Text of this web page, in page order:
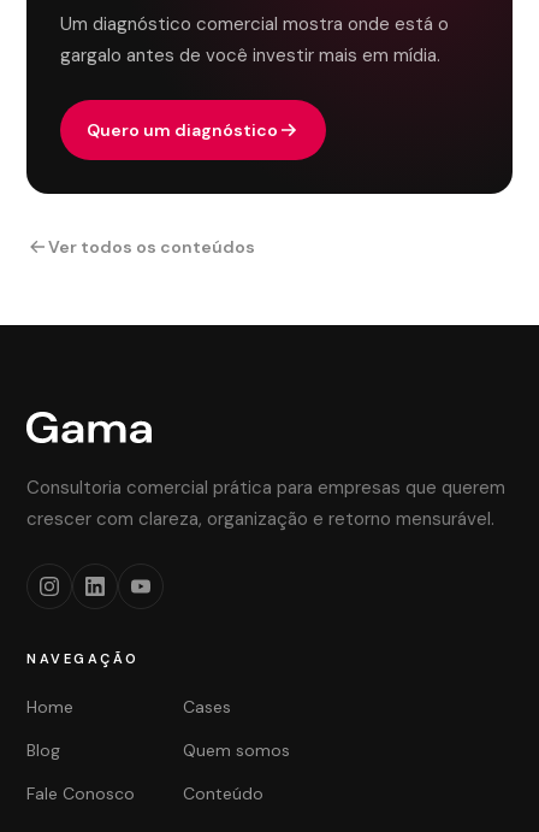
Um diagnóstico comercial mostra onde está o
gargalo antes de você investir mais em mídia.
Quero um diagnóstico
Ver todos os conteúdos
Consultoria comercial prática para empresas que querem
crescer com clareza, organização e retorno mensurável.
NAVEGAÇÃO
Home
Cases
Blog
Quem somos
Fale Conosco
Conteúdo